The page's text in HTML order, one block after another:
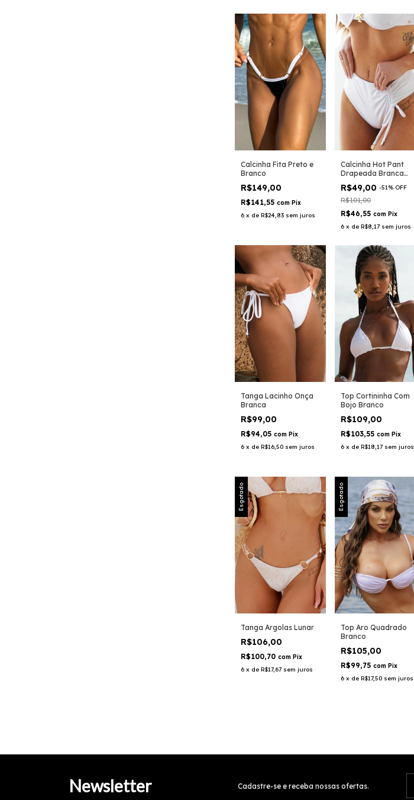
Calcinha Fita Preto e
Branco
R$149,00
R$141,55 com Pix
6 x de R$24,83 sem juros
Calcinha Hot Pant
Drapeada Branca
Glam
R$49,00 -51% OFF
R$101,00
R$46,55 com Pix
6 x de R$8,17 sem juros
Tanga Lacinho Onça
Branca
R$99,00
R$94,05 com Pix
6 x de R$16,50 sem juros
Top Cortininha Com
Bojo Branco
R$109,00
R$103,55 com Pix
6 x de R$18,17 sem juros
Esgotado
Tanga Argolas Lunar
R$106,00
R$100,70 com Pix
6 x de R$17,67 sem juros
Esgotado
Top Aro Quadrado
Branco
R$105,00
R$99,75 com Pix
6 x de R$17,50 sem juros
Newsletter Cadastre-se e receba nossas ofertas.